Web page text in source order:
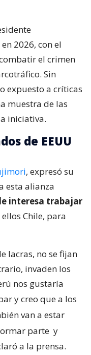
en 2026, con el
el crimen
Sin
expuesto a críticas
muestra de las
iniciativa.
de EEUU
, expresó su
esta alianza
le interesa trabajar
ellos Chile, para
lacras, no se fijan
invaden los
nos gustaría
y creo que a los
van a estar
parte y
a la prensa.